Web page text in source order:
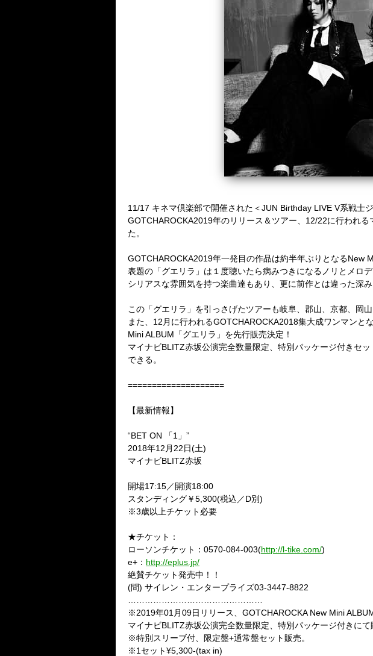
11/17 キネマ倶楽部で開催された＜JUN Birthday LIVE V系戦士
GOTCHAROCKA2019年のリリース＆ツアー、12/22に行われ
た。
GOTCHAROCKA2019年一発目の作品は約半年ぶりとなるNew
表題の「グエリラ」は１度聴いたら病みつきになるノリとメロデ
シリアスな雰囲気を持つ楽曲達もあり、更に前作とは違った深
この「グエリラ」を引っさげたツアーも岐阜、郡山、京都、岡
また、12月に行われるGOTCHAROCKA2018集大成ワンマンと
Mini ALBUM「グエリラ」を先行販売決定！
マイナビBLITZ赤坂公演完全数量限定、特別パッケージ付きセ
できる。
====================
【最新情報】
“BET ON 「1」”
2018年12月22日(土)
マイナビBLITZ赤坂
開場17:15／開演18:00
スタンディング￥5,300(税込／D別)
※3歳以上チケット必要
★チケット：
ローソンチケット：0570-084-003(http://l-tike.com/)
e+： http://eplus.jp/
絶賛チケット発売中！！
(問) サイレン・エンタープライズ03-3447-8822
※2019年01月09日リリース、 GOTCHAROCKA New Mini
マイナビBLITZ赤坂公演完全数量限定、特別パッケージ付きにて
※特別スリーブ付、限定盤+通常盤セット販売。
※1セット¥5,300-(tax in)